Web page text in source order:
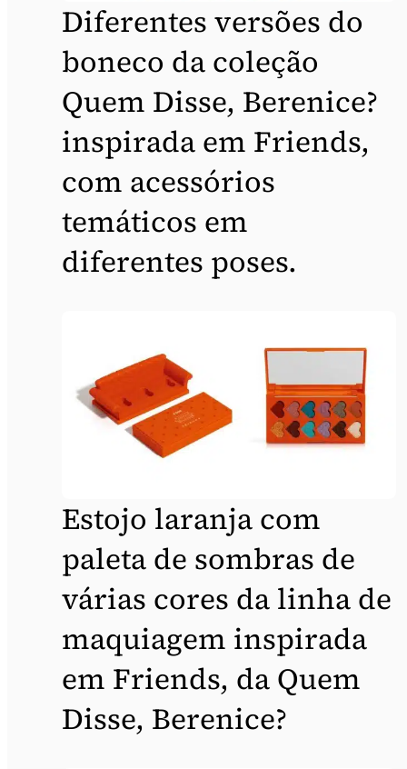
Diferentes versões do
boneco da coleção
Quem Disse, Berenice?
inspirada em Friends,
com acessórios
temáticos em
diferentes poses.
Estojo laranja com
paleta de sombras de
várias cores da linha de
maquiagem inspirada
em Friends, da Quem
Disse, Berenice?